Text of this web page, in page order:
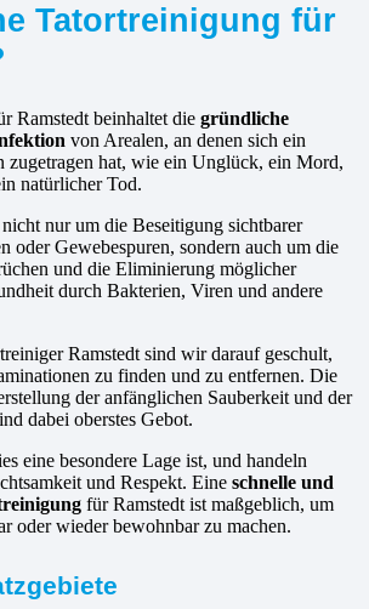
Tatortreinigung für
Ramstedt beinhaltet die gründliche
von Arealen, an denen sich ein
zugetragen hat, wie ein Unglück, ein Mord,
natürlicher Tod.
nur um die Beseitigung sichtbarer
oder Gewebespuren, sondern auch um die
und die Eliminierung möglicher
durch Bakterien, Viren und andere
Ramstedt sind wir darauf geschult,
zu finden und zu entfernen. Die
der anfänglichen Sauberkeit und der
dabei oberstes Gebot.
eine besondere Lage ist, und handeln
und Respekt. Eine schnelle und
für Ramstedt ist maßgeblich, um
oder wieder bewohnbar zu machen.